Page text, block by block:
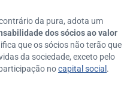
da pura, adota um
dos sócios ao valor
que os sócios não terão que
da sociedade, exceto pelo
nocapital social .